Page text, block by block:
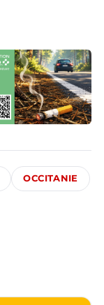
OCCITANIE